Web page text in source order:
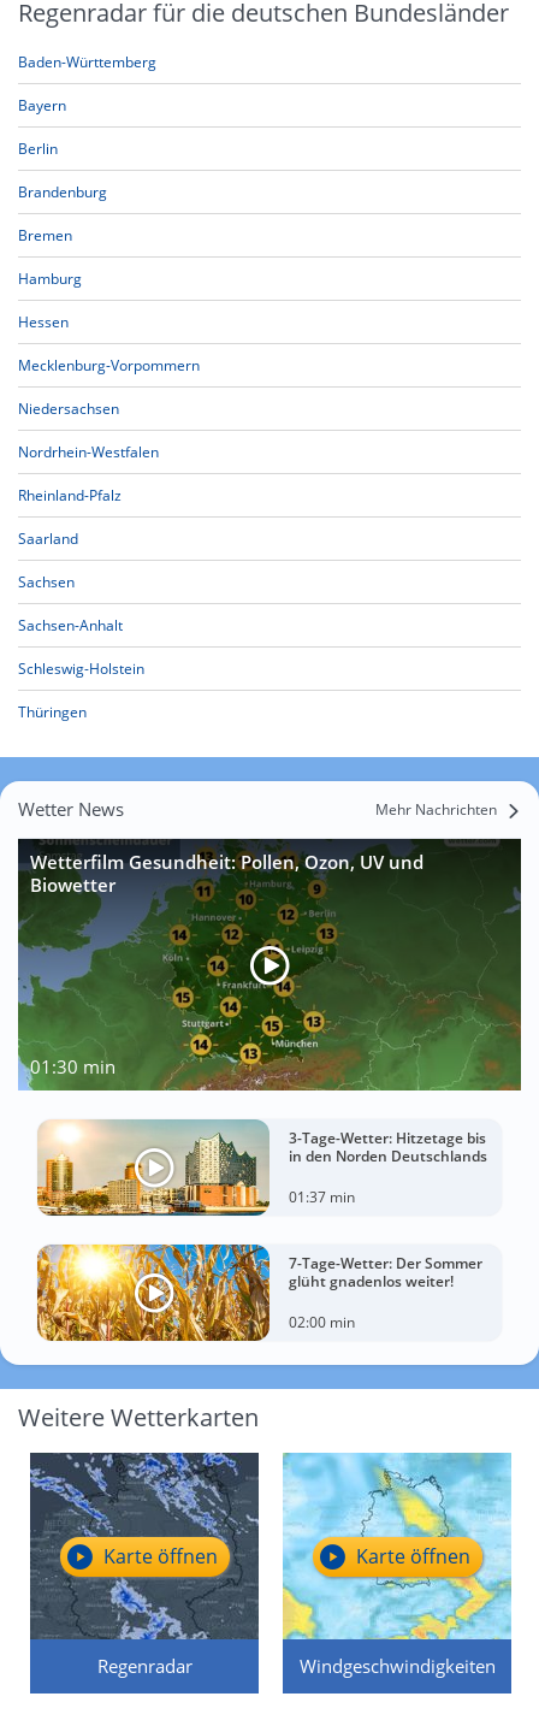
Regenradar für die deutschen Bundesländer
Baden-Württemberg
Bayern
Berlin
Brandenburg
Bremen
Hamburg
Hessen
Mecklenburg-Vorpommern
Niedersachsen
Nordrhein-Westfalen
Rheinland-Pfalz
Saarland
Sachsen
Sachsen-Anhalt
Schleswig-Holstein
Thüringen
Wetter News Mehr Nachrichten
Wetterfilm Gesundheit: Pollen, Ozon, UV und
Biowetter
01:30 min
3-Tage-Wetter: Hitzetage bis
in den Norden Deutschlands
01:37 min
7-Tage-Wetter: Der Sommer
glüht gnadenlos weiter!
02:00 min
Weitere Wetterkarten
Regenradar
Karte öffnen
Windgeschwindigkeiten
Karte öffnen